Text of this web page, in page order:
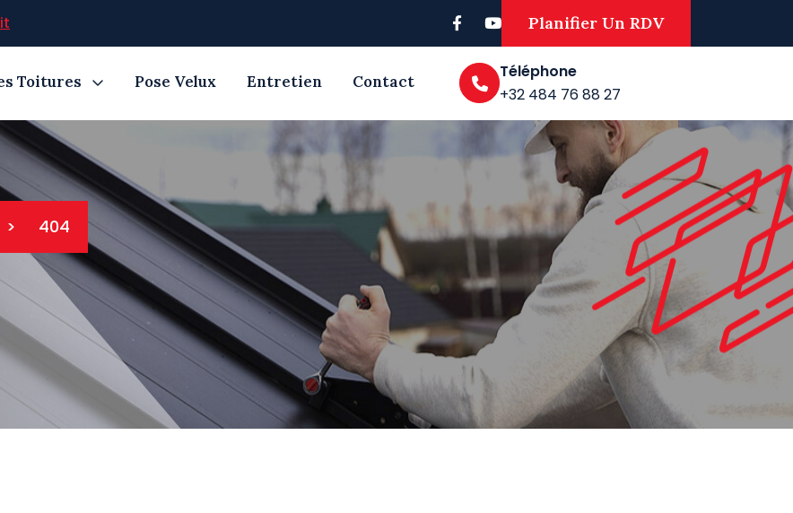
Planifier Un RDV
Toitures Pose Velux Entretien Contact
Téléphone
+32 484 76 88 27
> 404